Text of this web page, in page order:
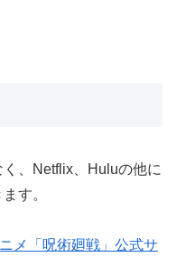
、Netflix、Huluの他に
す。
メ「呪術廻戦」公式サ